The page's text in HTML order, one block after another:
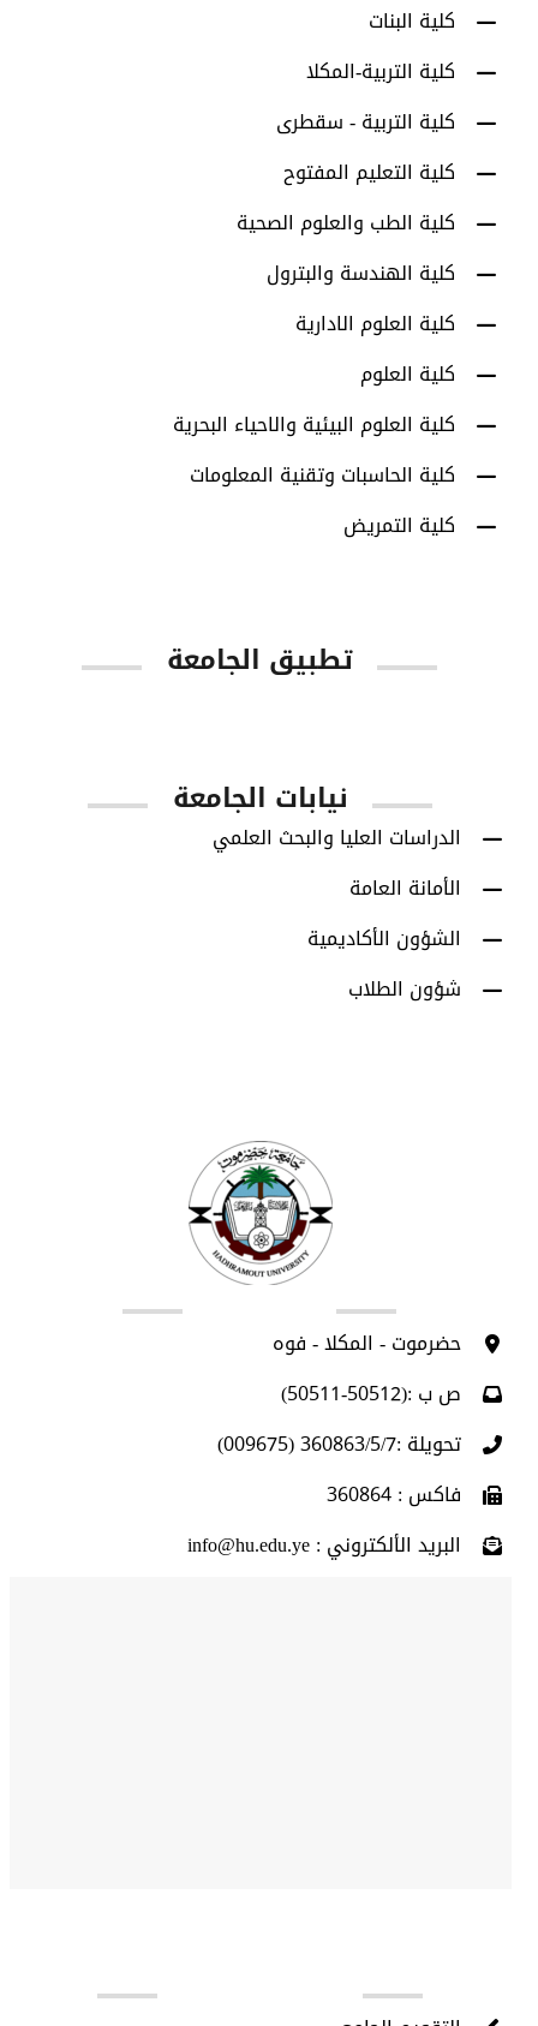
كلية البنات
كلية التربية-المكلا
كلية التربية - سقطرى
كلية التعليم المفتوح
كلية الطب والعلوم الصحية
كلية الهندسة والبترول
كلية العلوم الادارية
كلية العلوم
كلية العلوم البيئية والاحياء البحرية
كلية الحاسبات وتقنية المعلومات
كلية التمريض
تطبيق الجامعة
نيابات الجامعة
الدراسات العليا والبحث العلمي
الأمانة العامة
الشؤون الأكاديمية
شؤون الطلاب
حضرموت - المكلا - فوه
ص ب :(50512-50511)
تحويلة :360863/5/7 (009675)
فاكس : 360864
البريد الألكتروني : info@hu.edu.ye